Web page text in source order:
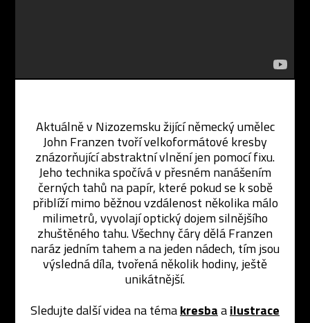
Aktuálně v Nizozemsku žijící německý umělec
John Franzen tvoří velkoformátové kresby
znázorňující abstraktní vlnění jen pomocí fixu.
Jeho technika spočívá v přesném nanášením
černých tahů na papír, které pokud se k sobě
přiblíží mimo běžnou vzdálenost několika málo
milimetrů, vyvolají optický dojem silnějšího
zhuštěného tahu. Všechny čáry dělá Franzen
naráz jedním tahem a na jeden nádech, tím jsou
výsledná díla, tvořená několik hodiny, ještě
unikátnější.
Sledujte další videa na témakresbaailustrace